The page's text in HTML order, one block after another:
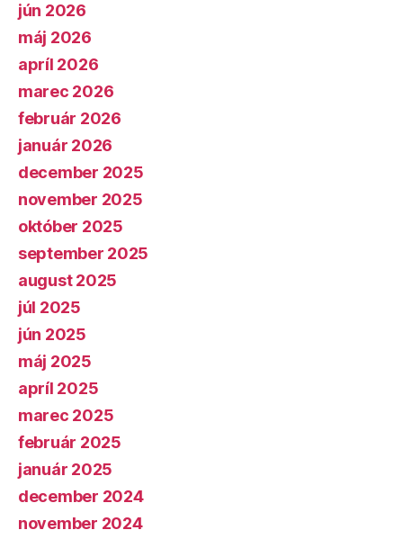
jún 2026
máj 2026
apríl 2026
marec 2026
február 2026
január 2026
december 2025
november 2025
október 2025
september 2025
august 2025
júl 2025
jún 2025
máj 2025
apríl 2025
marec 2025
február 2025
január 2025
december 2024
november 2024